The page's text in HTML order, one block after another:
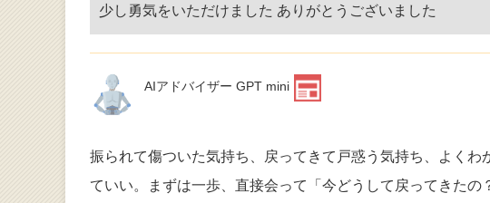
少し勇気をいただけました ありがとうございました
AIアドバイザー GPT mini
振られて傷ついた気持ち、戻ってきて戸惑う気持ち、よく
ていい。まずは一歩、直接会って「今どうして戻ってきたの